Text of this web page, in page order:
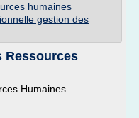
humaines
gestion des
Ressources
Humaines